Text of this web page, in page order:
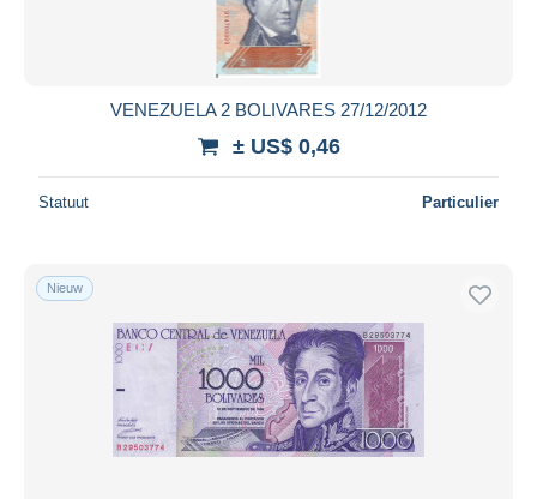
VENEZUELA 2 BOLIVARES 27/12/2012
± US$ 0,46
Statuut Particulier
Nieuw